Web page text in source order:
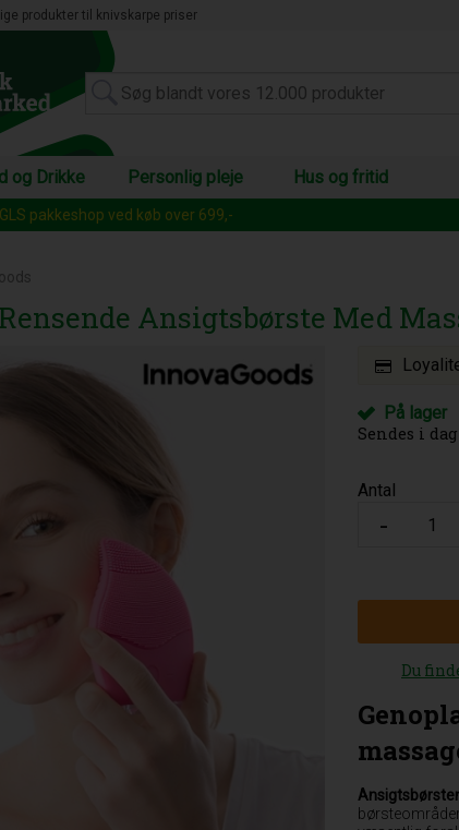
produkter til knivskarpe priser
og Drikke Personlig pleje Hus og fritid
pakkeshop ved køb over 699,-
Ansigtsbørste Med
På lager
Sendes i
Antal
Du